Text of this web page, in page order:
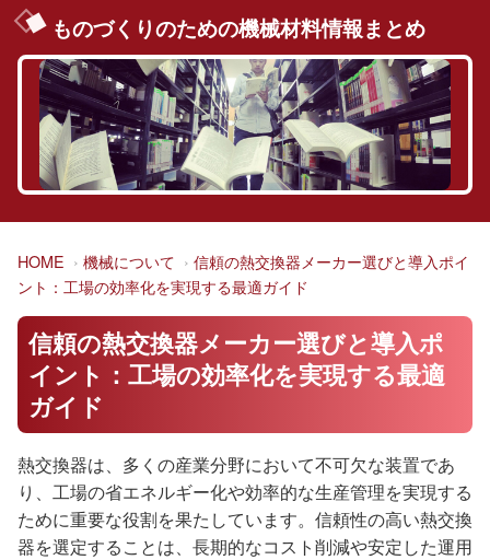
ものづくりのための機械材料情報まとめ
HOME 機械について
信頼の熱交換器メーカー選びと導入ポイ
ント：工場の効率化を実現する最適ガイド
信頼の熱交換器メーカー選びと導入ポ
イント：工場の効率化を実現する最適
ガイド
熱交換器は、多くの産業分野において不可欠な装置であ
り、工場の省エネルギー化や効率的な生産管理を実現する
ために重要な役割を果たしています。信頼性の高い熱交換
器を選定することは、長期的なコスト削減や安定した運用